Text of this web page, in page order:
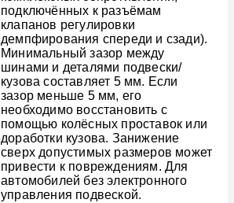
подключённых к разъёмам
клапанов регулировки
демпфирования спереди и сзади).
Минимальный зазор между
шинами и деталями подвески/
кузова составляет 5 мм. Если
зазор меньше 5 мм, его
необходимо восстановить с
помощью колёсных проставок или
доработки кузова. Занижение
сверх допустимых размеров может
привести к повреждениям. Для
автомобилей без электронного
управления подвеской.